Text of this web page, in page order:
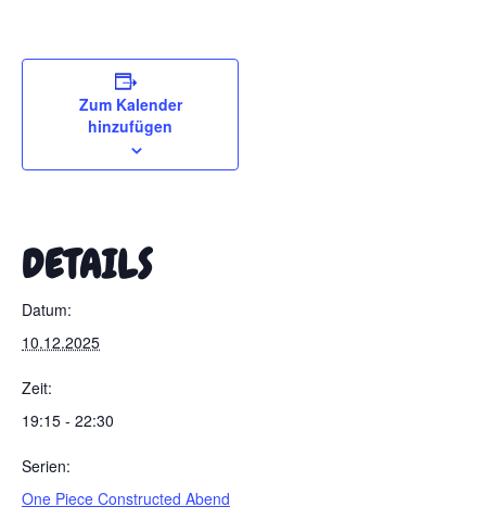
Zum Kalender
hinzufügen
DETAILS
Datum:
10.12.2025
Zeit:
19:15 - 22:30
Serien:
One Piece Constructed Abend